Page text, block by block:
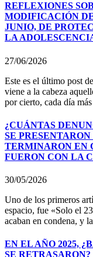
REFLEXIONES
MODIFICACIÓN
JUNIO, DE
LA
27/06/2026
Este es el último post
viene a la cabeza
por cierto, cada día
¿CUÁNTAS
SE PRESENTARON
TERMINARON EN
FUERON CON LA
30/05/2026
Uno de los primeros
espacio, fue «Solo el
acaban en condena, y
EN EL AÑO 2025,
SE RETRASARON?